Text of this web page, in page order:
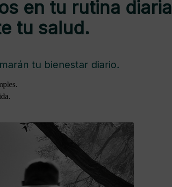
en tu rutina diaria
tu salud.
tu bienestar diario.